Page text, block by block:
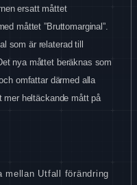
ersatt måttet
måttet ”Bruttomarginal”.
som är relaterad till
nya måttet beräknas som
omfattar därmed alla
mer heltäckande mått på
mellan Utfall förändring